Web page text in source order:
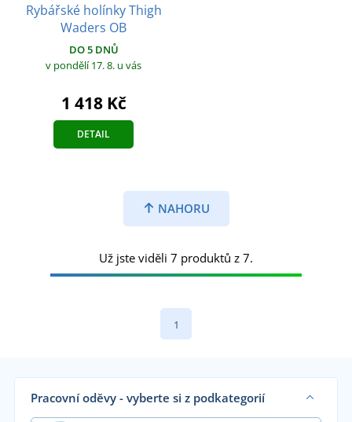
Rybářské holínky Thigh
Waders OB
DO 5 DNŮ
v pondělí 17. 8. u vás
1 418 Kč
DETAIL
NAHORU
Už jste viděli 7 produktů z 7.
1
Pracovní oděvy - vyberte si z podkategorií